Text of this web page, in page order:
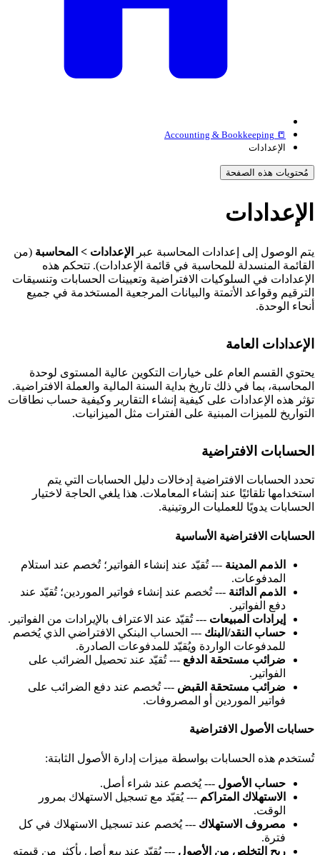
📒 Accounting & Bookkeeping
الإعدادات
مُحتويات هذه الصفحة
الوصول إلى إعدادات المحاسبة عبرالإعدادات > المحاسبة(من
المنسدلة للمحاسبة في قائمة الإعدادات). تتحكم هذه
في السلوكيات الافتراضية وتعيينات الحسابات وتنسيقات
وقواعد الأتمتة والبيانات المرجعية المستخدمة في جميع
الوحدة.
العامة
القسم العام على خيارات التكوين عالية المستوى لوحدة
بما في ذلك تاريخ بداية السنة المالية والعملة الافتراضية.
هذه الإعدادات على كيفية إنشاء التقارير وكيفية حساب نطاقات
للميزات المبنية على الفترات مثل الميزانيات.
الافتراضية
الحسابات الافتراضية إدخالات دليل الحسابات التي يتم
تلقائيًا عند إنشاء المعاملات. هذا يلغي الحاجة لاختيار
يدويًا للعمليات الروتينية.
الافتراضية الأساسية
الذمم المدينة--- تُقيّد عند إنشاء الفواتير؛ تُخصم عند استلام
المدفوعات.
الذمم الدائنة--- تُخصم عند إنشاء فواتير الموردين؛ تُقيّد عند
دفع الفواتير.
إيرادات المبيعات--- تُقيّد عند الاعتراف بالإيرادات من الفواتير.
حساب النقد/البنك--- الحساب البنكي الافتراضي الذي يُخصم
للمدفوعات الواردة ويُقيّد للمدفوعات الصادرة.
ضرائب مستحقة الدفع--- تُقيّد عند تحصيل الضرائب على
الفواتير.
ضرائب مستحقة القبض--- تُخصم عند دفع الضرائب على
فواتير الموردين أو المصروفات.
الأصول الافتراضية
هذه الحسابات بواسطة ميزات إدارة الأصول الثابتة:
حساب الأصول--- يُخصم عند شراء أصل.
الاستهلاك المتراكم--- يُقيّد مع تسجيل الاستهلاك بمرور
الوقت.
مصروف الاستهلاك--- يُخصم عند تسجيل الاستهلاك في كل
فترة.
ربح التخلص من الأصول--- يُقيّد عند بيع أصل بأكثر من قيمته